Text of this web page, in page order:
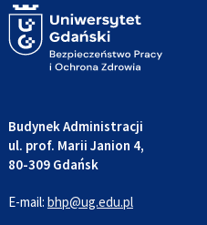
Budynek Administracji
ul. prof. Marii Janion 4,
80-309 Gdańsk
E-mail: bhp@ug.edu.pl